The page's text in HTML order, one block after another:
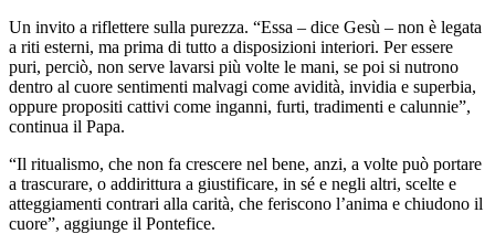
Un invito a riflettere sulla purezza. “Essa – dice Gesù – non è legata
a riti esterni, ma prima di tutto a disposizioni interiori. Per essere
puri, perciò, non serve lavarsi più volte le mani, se poi si nutrono
dentro al cuore sentimenti malvagi come avidità, invidia e superbia,
oppure propositi cattivi come inganni, furti, tradimenti e calunnie”,
continua il Papa.
“Il ritualismo, che non fa crescere nel bene, anzi, a volte può portare
a trascurare, o addirittura a giustificare, in sé e negli altri, scelte e
atteggiamenti contrari alla carità, che feriscono l’anima e chiudono il
cuore”, aggiunge il Pontefice.